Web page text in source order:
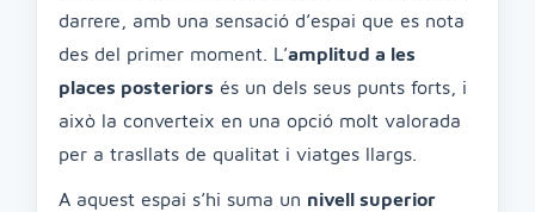
darrere, amb una sensació d’espai que es nota
des del primer moment. L’amplitud a les
places posteriors és un dels seus punts forts, i
això la converteix en una opció molt valorada
per a trasllats de qualitat i viatges llargs.
A aquest espai s’hi suma un nivell superior